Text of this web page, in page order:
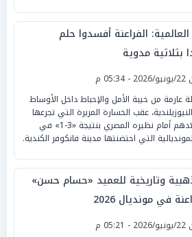
الفراعنة أفسدوا حلم
بثلاثية مدوية
م
عارمة من خيبة الأمل والإحباط داخل الأوساط
عقب الخسارة المريرة التي تجرعها
منتخب بلادهم أمام نظيره المصري بنتيجة «3-1» في
التي احتضنتها مدينة فانكوفر الكندية.
وتاريخية للعميد «حسام حسن»
في مونديال 2026
م